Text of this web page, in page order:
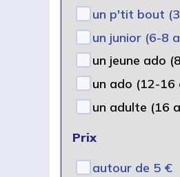
un p'tit bout
un junior (6-8
un jeune ado
un ado (12-16
un adulte (16
Prix
autour de 5 €